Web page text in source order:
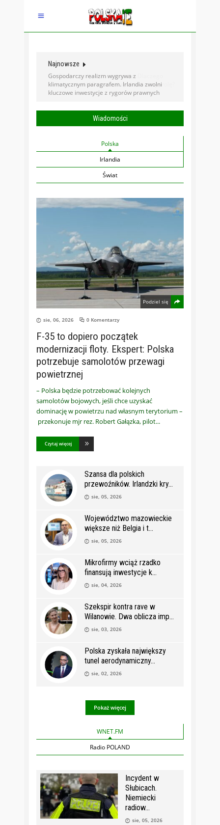
Najnowsze
Gospodarczy realizm wygrywa z
klimatycznym paragrafem. Irlandia zwolni
kluczowe inwestycje z rygorów prawnych
Wiadomości
Polska
Irlandia
Świat
Podziel się
sie, 06, 2026 0 Komentarzy
F-35 to dopiero początek
modernizacji floty. Ekspert: Polska
potrzebuje samolotów przewagi
powietrznej
– Polska będzie potrzebować kolejnych
samolotów bojowych, jeśli chce uzyskać
dominację w powietrzu nad własnym terytorium –
przekonuje mjr rez. Robert Gałązka, pilot
Czytaj więcej
Szansa dla polskich
przewoźników. Irlandzki kry
sie, 05, 2026
Województwo mazowieckie
większe niż Belgia i t
sie, 05, 2026
Mikrofirmy wciąż rzadko
finansują inwestycje k
sie, 04, 2026
Szekspir kontra rave w
Wilanowie. Dwa oblicza imp
sie, 03, 2026
Polska zyskała największy
tunel aerodynamiczny
sie, 02, 2026
Pokaż więcej
WNET.FM
Radio POLAND
Incydent w
Słubicach.
Niemiecki
radiow
sie, 05, 2026